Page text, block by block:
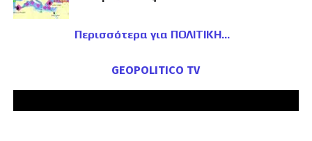
Περισσότερα για ΠΟΛΙΤΙΚΗ
GEOPOLITICO TV